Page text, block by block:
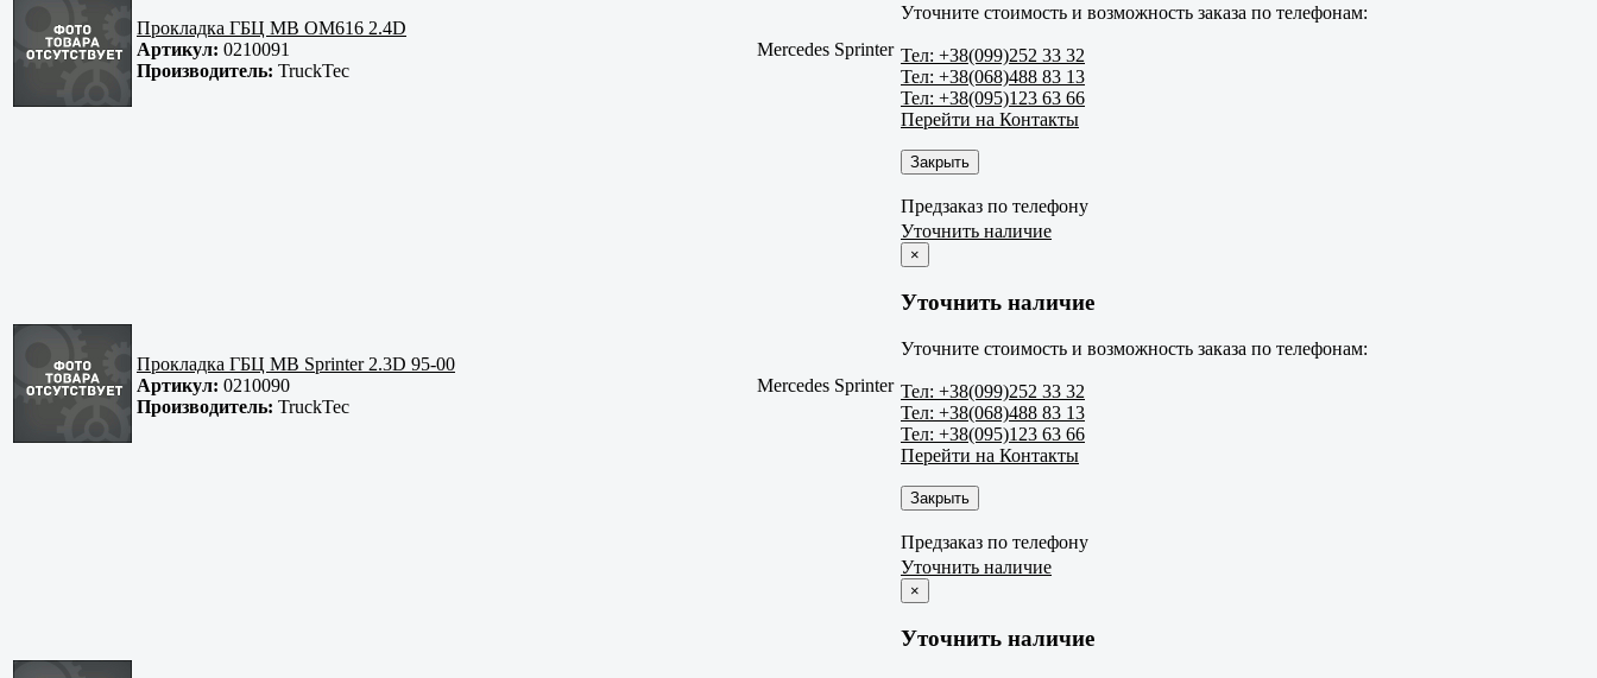
Прокладка ГБЦ MB OM616 2.4D
Артикул: 0210091
Производитель: TruckTec
Mercedes Sprinter
Уточните стоимость и возможность заказа по телефонам:
Тел: +38(099)252 33 32
Тел: +38(068)488 83 13
Тел: +38(095)123 63 66
Перейти на Контакты
Закрыть
Предзаказ по телефону
Прокладка ГБЦ MB Sprinter 2.3D 95-00
Артикул: 0210090
Производитель: TruckTec
Mercedes Sprinter
Уточнить наличие
×
Уточнить наличие
Уточните стоимость и возможность заказа по телефонам:
Тел: +38(099)252 33 32
Тел: +38(068)488 83 13
Тел: +38(095)123 63 66
Перейти на Контакты
Закрыть
Предзаказ по телефону
Уточнить наличие
×
Уточнить наличие